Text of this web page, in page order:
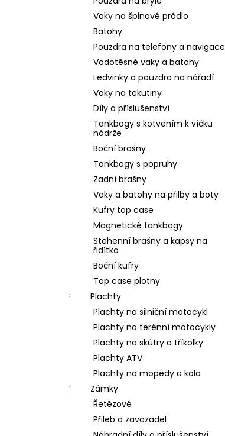
Vaky na špinavé prádlo
Batohy
Pouzdra na telefony a navigace
Vodotěsné vaky a batohy
Ledvinky a pouzdra na nářadí
Vaky na tekutiny
Díly a příslušenství
Tankbagy s kotvením k víčku
nádrže
Boční brašny
Tankbagy s popruhy
Zadní brašny
Vaky a batohy na přilby a boty
Kufry top case
Magnetické tankbagy
Stehenní brašny a kapsy na
řidítka
Boční kufry
Top case plotny
Plachty
Plachty na silniční motocykl
Plachty na terénní motocykly
Plachty na skútry a tříkolky
Plachty ATV
Plachty na mopedy a kola
Zámky
Řetězové
Přileb a zavazadel